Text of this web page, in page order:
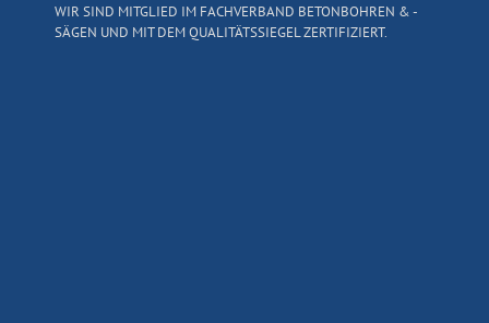
WIR SIND MITGLIED IM FACHVERBAND BETONBOHREN & -
SÄGEN UND MIT DEM QUALITÄTSSIEGEL ZERTIFIZIERT.